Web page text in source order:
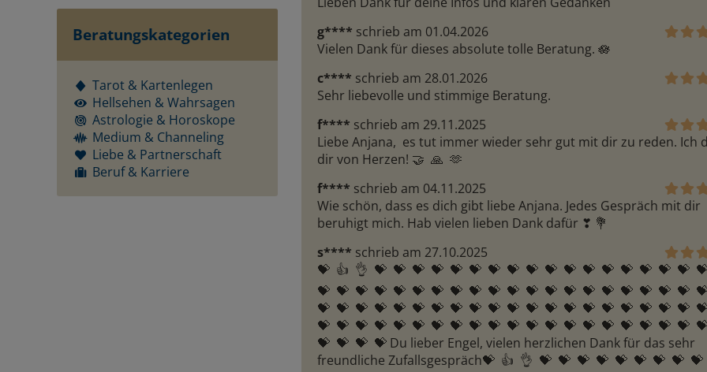
Beratungskategorien
Tarot & Kartenlegen
Hellsehen & Wahrsagen
Astrologie & Horoskope
Medium & Channeling
Liebe & Partnerschaft
Beruf & Karriere
g**** schrieb am 01.04.2026
Vielen Dank für dieses absolute tolle Beratung. 🪷
c**** schrieb am 28.01.2026
Sehr liebevolle und stimmige Beratung.
f**** schrieb am 29.11.2025
Liebe Anjana,  es tut immer wieder sehr gut mit dir zu reden. Ich
dir von Herzen! 🤝  🙏  🫶
f**** schrieb am 04.11.2025
Wie schön, dass es dich gibt liebe Anjana. Jedes Gespräch mit dir
beruhigt mich. Hab vielen lieben Dank dafür ❣ ️💐
s**** schrieb am 27.10.2025
💝  👍  👌  💝  💝  💝  💝  💝  💝  💝  💝  💝  💝  💝  💝  💝  💝  💝  💝  💝
💝  💝  💝  💝  💝  💝  💝  💝  💝  💝  💝  💝  💝  💝  💝  💝  💝  💝  💝  💝
💝  💝  💝  💝  💝  💝  💝  💝  💝  💝  💝  💝  💝  💝  💝  💝  💝  💝  💝  💝
💝  💝  💝  💝  💝  💝  💝  💝  💝  💝  💝  💝  💝  💝  💝  💝  💝  💝  💝  💝
💝  💝  💝  💝 Du lieber Engel, vielen herzlichen Dank für das sehr
freundliche Zufallsgespräch💝  👍  👌  💝  💝  💝  💝  💝  💝  💝  💝  💝